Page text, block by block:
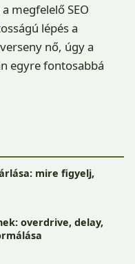
megfelelő SEO
lépés a
nő, úgy a
egyre fontosabbá
mire figyelj,
overdrive, delay,